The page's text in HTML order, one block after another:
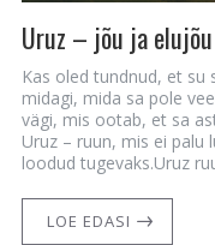
Uruz – jõu ja
Kas oled tundnud, et
midagi, mida sa pole
vägi, mis ootab, et sa
Uruz – ruun, mis ei palu
loodud tugevaks.Uruz
LOE EDASI